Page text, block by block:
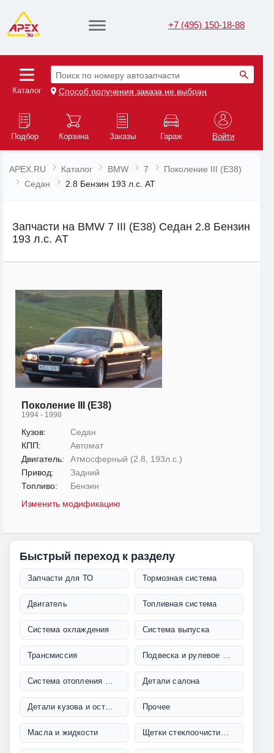
+7 (495) 150-18-88
Каталог
Поиск по номеру автозапчасти
Способ получения заказа не выбран
Подбор Корзина Заказы Гараж Войти
APEX.RU Каталог BMW 7
Поколение III (E38)
Седан
2.8 Бензин 193 л.с. AT
Запчасти на BMW 7 III (E38) Седан 2.8 Бензин
193 л.с. AT
Поколение III (E38)
1994 - 1998
Кузов:
Седан
КПП:
Автомат
Двигатель:
Атмосферный (2.8, 193л.с.)
Привод:
Задний
Топливо:
Бензин
Изменить модификацию
Быстрый переход к разделу
Запчасти для ТО Тормозная система
Двигатель Топливная система
Система охлаждения Система выпуска
Трансмиссия Подвеска и рулевое управление
Система отопления и кондиционирования Детали салона
Детали кузова и остекление Прочее
Масла и жидкости Щетки стеклоочистителя